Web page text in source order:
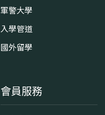
軍警大學
入學管道
國外留學
會員服務